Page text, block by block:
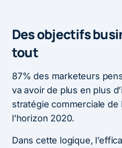
Des objectifs
tout
87% des marketeurs
va avoir de plus en plus
stratégie commerciale de
l’horizon 2020.
Dans cette logique,